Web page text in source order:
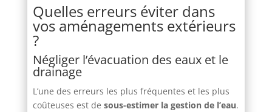
Quelles erreurs éviter dans
vos aménagements extérieurs
?
Négliger l’évacuation des eaux et le
drainage
L’une des erreurs les plus fréquentes et les plus
coûteuses est de sous-estimer la gestion de l’eau.